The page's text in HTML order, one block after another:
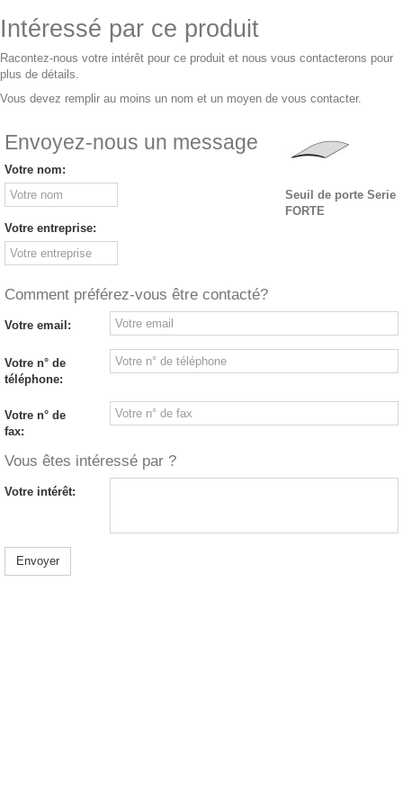
Intéressé par ce produit
Racontez-nous votre intérêt pour ce produit et nous vous contacterons pour
plus de détails.
Vous devez remplir au moins un nom et un moyen de vous contacter.
Envoyez-nous un message
Votre nom:
Votre entreprise:
Seuil de porte Serie
FORTE
Comment préférez-vous être contacté?
Votre email:
Votre n° de
téléphone:
Votre n° de
fax:
Vous êtes intéressé par ?
Votre intérêt:
Envoyer